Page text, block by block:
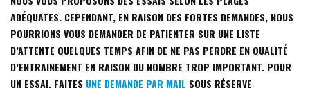
ADÉQUATES. CEPENDANT, EN RAISON DES FORTES DEMANDES, NOUS
POURRIONS VOUS DEMANDER DE PATIENTER SUR UNE LISTE
D’ATTENTE QUELQUES TEMPS AFIN DE NE PAS PERDRE EN QUALITÉ
D’ENTRAINEMENT EN RAISON DU NOMBRE TROP IMPORTANT. POUR
UN ESSAI, FAITES UNE DEMANDE PAR MAIL SOUS RÉSERVE